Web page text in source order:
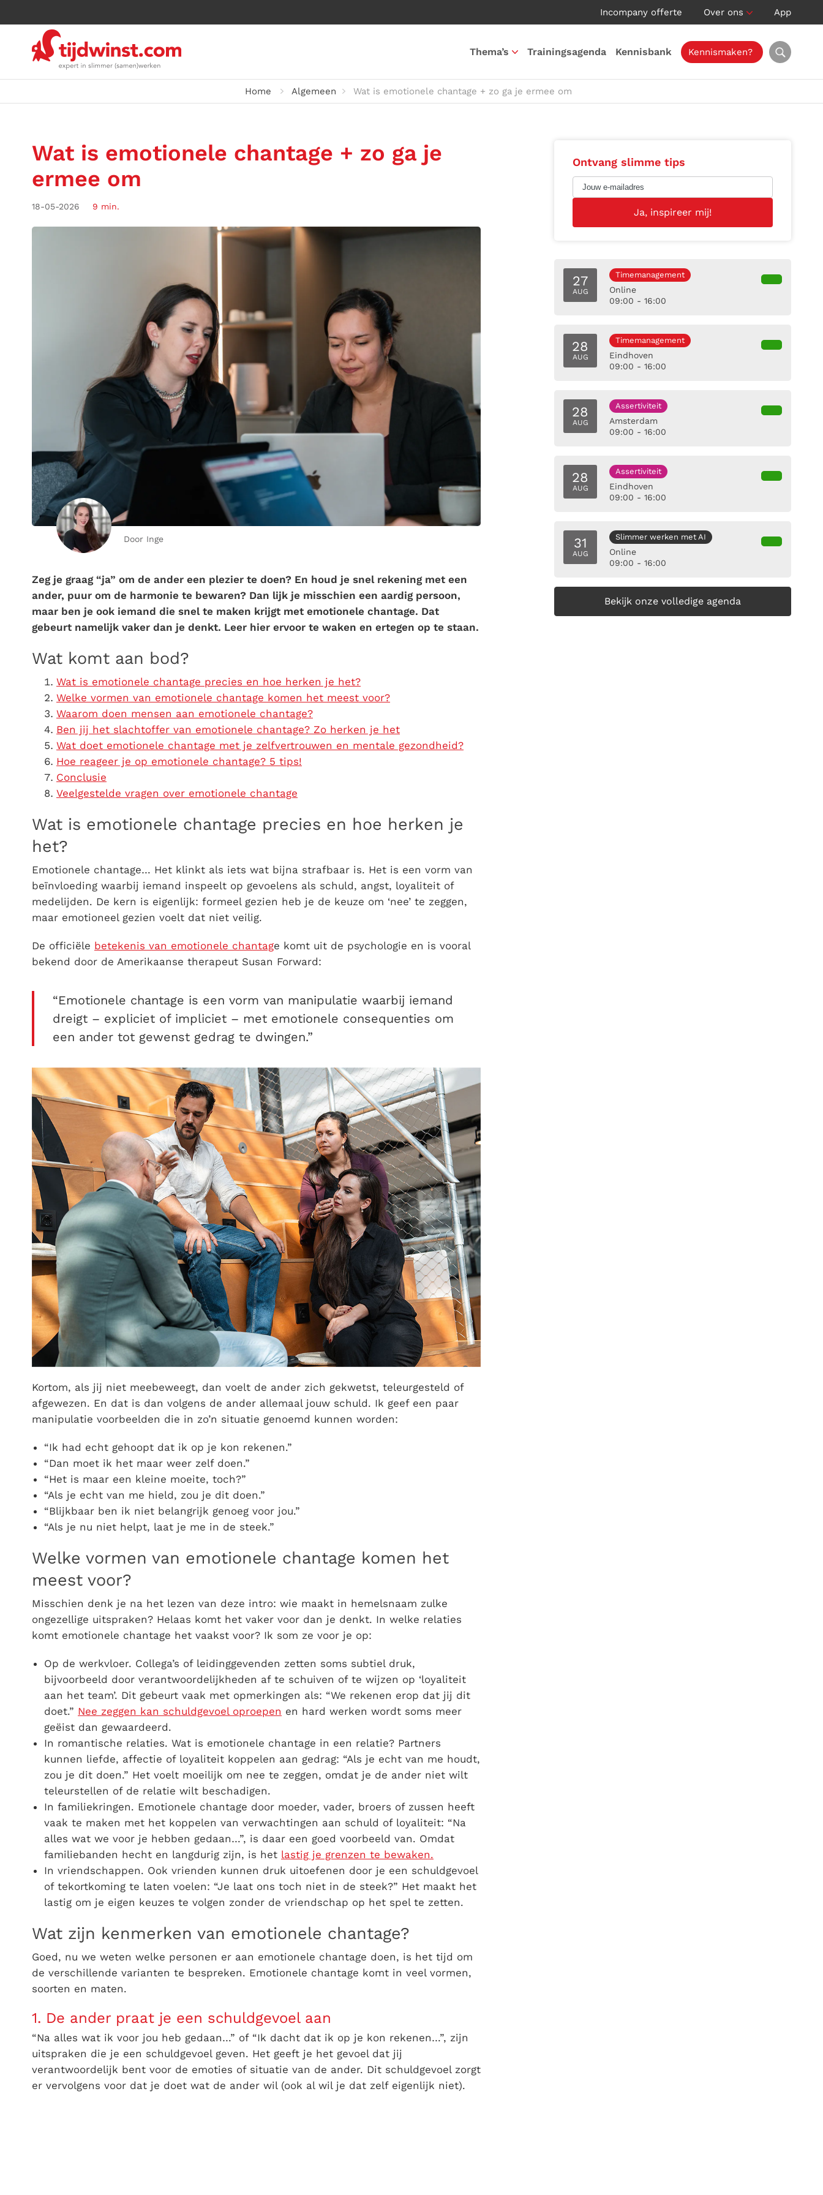
Incompany offerte Over ons App
Thema’s Trainingsagenda Kennisbank Kennismaken?
Home Algemeen Wat is emotionele chantage + zo ga je ermee om
Wat is emotionele chantage + zo ga je
ermee om
18-05-2026 9 min.
Door Inge
Zeg je graag “ja” om de ander een plezier te doen? En houd je snel rekening met een
ander, puur om de harmonie te bewaren? Dan lijk je misschien een aardig persoon,
maar ben je ook iemand die snel te maken krijgt met emotionele chantage. Dat
gebeurt namelijk vaker dan je denkt. Leer hier ervoor te waken en ertegen op te staan.
Wat komt aan bod?
Wat is emotionele chantage precies en hoe herken je het?
Welke vormen van emotionele chantage komen het meest voor?
Waarom doen mensen aan emotionele chantage?
Ben jij het slachtoffer van emotionele chantage? Zo herken je het
Wat doet emotionele chantage met je zelfvertrouwen en mentale gezondheid?
Hoe reageer je op emotionele chantage? 5 tips!
Conclusie
Veelgestelde vragen over emotionele chantage
Wat is emotionele chantage precies en hoe herken je
het?
Emotionele chantage… Het klinkt als iets wat bijna strafbaar is. Het is een vorm van
beïnvloeding waarbij iemand inspeelt op gevoelens als schuld, angst, loyaliteit of
medelijden. De kern is eigenlijk: formeel gezien heb je de keuze om ‘nee’ te zeggen,
maar emotioneel gezien voelt dat niet veilig.
De officiële betekenis van emotionele chantage komt uit de psychologie en is vooral
bekend door de Amerikaanse therapeut Susan Forward:
“Emotionele chantage is een vorm van manipulatie waarbij iemand
dreigt – expliciet of impliciet – met emotionele consequenties om
een ander tot gewenst gedrag te dwingen.”
Kortom, als jij niet meebeweegt, dan voelt de ander zich gekwetst, teleurgesteld of
afgewezen. En dat is dan volgens de ander allemaal jouw schuld. Ik geef een paar
manipulatie voorbeelden die in zo’n situatie genoemd kunnen worden:
“Ik had echt gehoopt dat ik op je kon rekenen.”
“Dan moet ik het maar weer zelf doen.”
“Het is maar een kleine moeite, toch?”
“Als je echt van me hield, zou je dit doen.”
“Blijkbaar ben ik niet belangrijk genoeg voor jou.”
“Als je nu niet helpt, laat je me in de steek.”
Welke vormen van emotionele chantage komen het
meest voor?
Misschien denk je na het lezen van deze intro: wie maakt in hemelsnaam zulke
ongezellige uitspraken? Helaas komt het vaker voor dan je denkt. In welke relaties
komt emotionele chantage het vaakst voor? Ik som ze voor je op:
Op de werkvloer. Collega’s of leidinggevenden zetten soms subtiel druk,
bijvoorbeeld door verantwoordelijkheden af te schuiven of te wijzen op ‘loyaliteit
aan het team’. Dit gebeurt vaak met opmerkingen als: “We rekenen erop dat jij dit
doet.” Nee zeggen kan schuldgevoel oproepen en hard werken wordt soms meer
geëist dan gewaardeerd.
In romantische relaties. Wat is emotionele chantage in een relatie? Partners
kunnen liefde, affectie of loyaliteit koppelen aan gedrag: “Als je echt van me houdt,
zou je dit doen.” Het voelt moeilijk om nee te zeggen, omdat je de ander niet wilt
teleurstellen of de relatie wilt beschadigen.
In familiekringen. Emotionele chantage door moeder, vader, broers of zussen heeft
vaak te maken met het koppelen van verwachtingen aan schuld of loyaliteit: “Na
alles wat we voor je hebben gedaan…”, is daar een goed voorbeeld van. Omdat
familiebanden hecht en langdurig zijn, is het lastig je grenzen te bewaken.
In vriendschappen. Ook vrienden kunnen druk uitoefenen door je een schuldgevoel
of tekortkoming te laten voelen: “Je laat ons toch niet in de steek?” Het maakt het
lastig om je eigen keuzes te volgen zonder de vriendschap op het spel te zetten.
Wat zijn kenmerken van emotionele chantage?
Goed, nu we weten welke personen er aan emotionele chantage doen, is het tijd om
de verschillende varianten te bespreken. Emotionele chantage komt in veel vormen,
soorten en maten.
1. De ander praat je een schuldgevoel aan
“Na alles wat ik voor jou heb gedaan…” of “Ik dacht dat ik op je kon rekenen…”, zijn
uitspraken die je een schuldgevoel geven. Het geeft je het gevoel dat jij
verantwoordelijk bent voor de emoties of situatie van de ander. Dit schuldgevoel zorgt
er vervolgens voor dat je doet wat de ander wil (ook al wil je dat zelf eigenlijk niet).
Ontvang slimme tips
27
AUG
Timemanagement
Online
09:00 - 16:00
28
AUG
Timemanagement
Eindhoven
09:00 - 16:00
28
AUG
Assertiviteit
Amsterdam
09:00 - 16:00
28
AUG
Assertiviteit
Eindhoven
09:00 - 16:00
31
AUG
Slimmer werken met AI
Online
09:00 - 16:00
Bekijk onze volledige agenda